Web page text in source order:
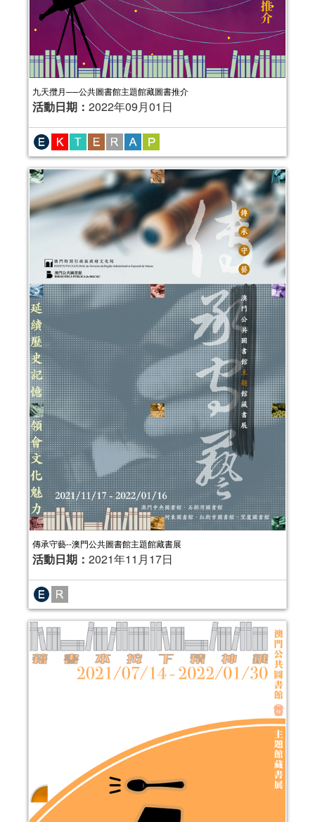
九天攬月──公共圖書館主題館藏圖書推介
活動日期： 2022年09月01日
傳承守藝--澳門公共圖書館主題館藏書展
活動日期： 2021年11月17日